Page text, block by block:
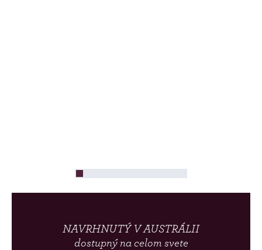
NAVRHNUTÝ V AUSTRÁLII
dostupný na celom svete